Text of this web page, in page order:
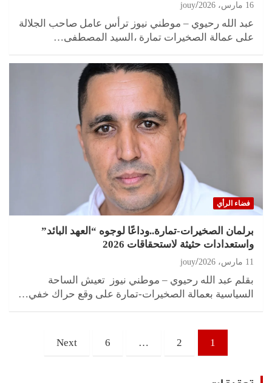
16 مارس، 2026 jouy
عبد الله رحيوي – موطني نيوز ترأس عامل صاحب الجلالة
على عمالة الصخيرات تمارة ،السيد المصطفى…
فضاء الرأي
برلمان الصخيرات-تمارة..وداعًا لوجوه “العهد البائد”
واستعدادات حثيثة لاستحقاقات 2026
11 مارس، 2026 jouy
بقلم عبد الله رحيوي – موطني نيوز تعيش الساحة
السياسية بعمالة الصخيرات-تمارة على وقع حراك خفي…
1
2
…
6
Next